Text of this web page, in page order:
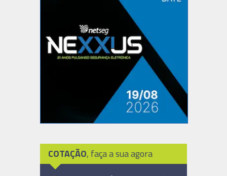
COTAÇÃO, faça a sua agora